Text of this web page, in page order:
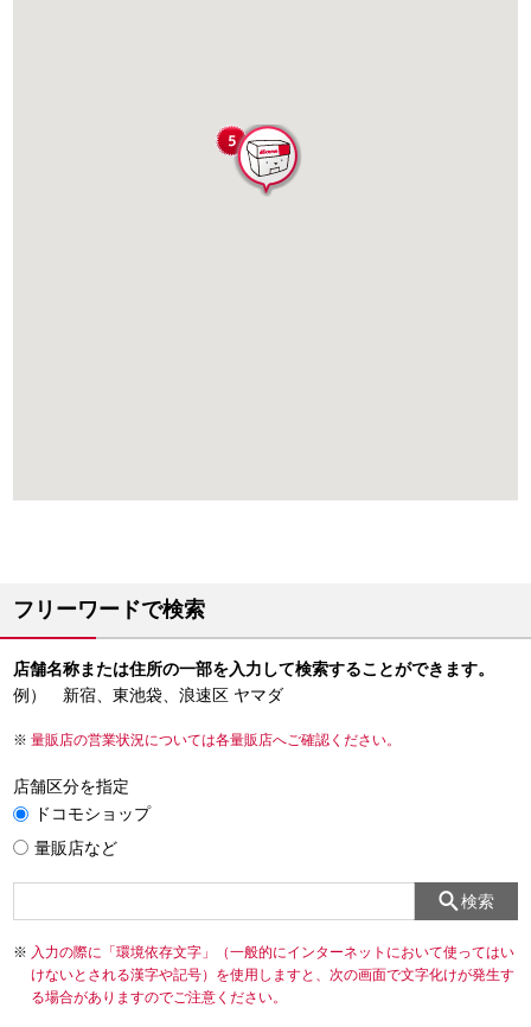
フリーワードで検索
店舗名称または住所の一部を入力して検索することができます。
例） 新宿、東池袋、浪速区 ヤマダ
量販店の営業状況については各量販店へご確認ください。
店舗区分を指定
ドコモショップ
量販店など
検索
入力の際に「環境依存文字」（一般的にインターネットにおいて使ってはい
けないとされる漢字や記号）を使用しますと、次の画面で文字化けが発生す
る場合がありますのでご注意ください。